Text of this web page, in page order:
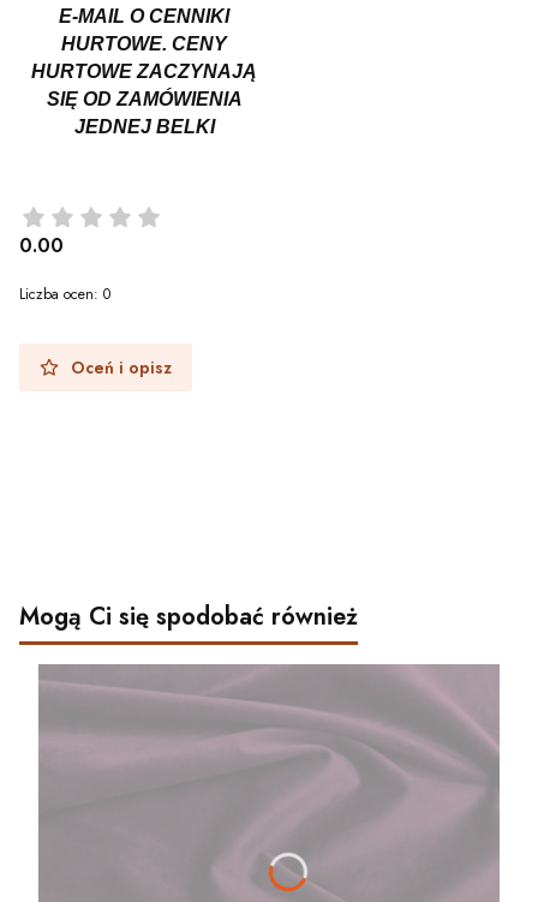
E-MAIL O CENNIKI
HURTOWE. CENY
HURTOWE ZACZYNAJĄ
SIĘ OD ZAMÓWIENIA
JEDNEJ BELKI
0.00
Liczba ocen: 0
Oceń i opisz
Mogą Ci się spodobać również